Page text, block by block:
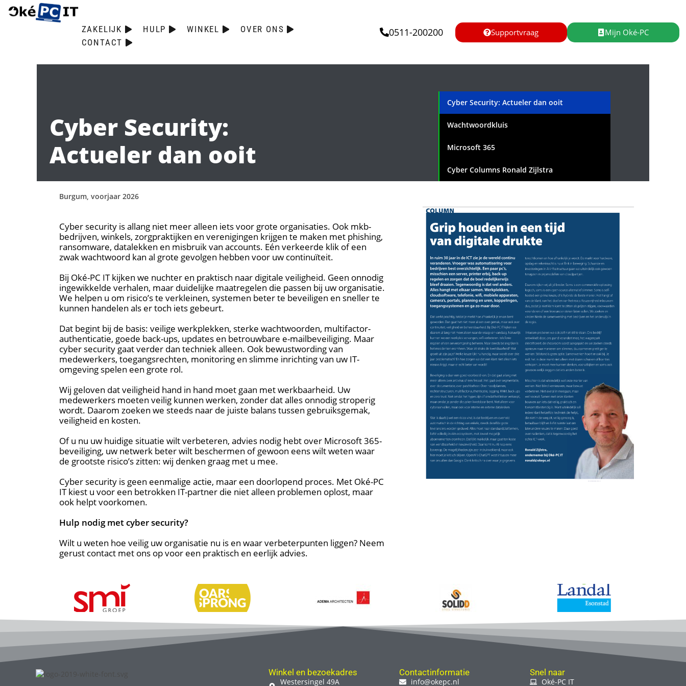
ZAKELIJK HULP WINKEL
OVER ONS
CONTACT
0511-200200 Supportvraag Mijn Oké-PC
Cyber Security:
Actueler dan ooit
Cyber Security: Actueler dan ooit
Wachtwoordkluis
Microsoft 365
Cyber Columns Ronald Zijlstra
Burgum, voorjaar 2026
Cyber security is allang niet meer alleen iets voor grote organisaties. Ook mkb-
bedrijven, winkels, zorgpraktijken en verenigingen krijgen te maken met phishing,
ransomware, datalekken en misbruik van accounts. Eén verkeerde klik of een
zwak wachtwoord kan al grote gevolgen hebben voor uw continuïteit.
Bij Oké-PC IT kijken we nuchter en praktisch naar digitale veiligheid. Geen onnodig
ingewikkelde verhalen, maar duidelijke maatregelen die passen bij uw organisatie.
We helpen u om risico’s te verkleinen, systemen beter te beveiligen en sneller te
kunnen handelen als er toch iets gebeurt.
Dat begint bij de basis: veilige werkplekken, sterke wachtwoorden, multifactor-
authenticatie, goede back-ups, updates en betrouwbare e-mailbeveiliging. Maar
cyber security gaat verder dan techniek alleen. Ook bewustwording van
medewerkers, toegangsrechten, monitoring en slimme inrichting van uw IT-
omgeving spelen een grote rol.
Wij geloven dat veiligheid hand in hand moet gaan met werkbaarheid. Uw
medewerkers moeten veilig kunnen werken, zonder dat alles onnodig stroperig
wordt. Daarom zoeken we steeds naar de juiste balans tussen gebruiksgemak,
veiligheid en kosten.
Of u nu uw huidige situatie wilt verbeteren, advies nodig hebt over Microsoft 365-
beveiliging, uw netwerk beter wilt beschermen of gewoon eens wilt weten waar
de grootste risico’s zitten: wij denken graag met u mee.
Cyber security is geen eenmalige actie, maar een doorlopend proces. Met Oké-PC
IT kiest u voor een betrokken IT-partner die niet alleen problemen oplost, maar
ook helpt voorkomen.
Hulp nodig met cyber security?
Wilt u weten hoe veilig uw organisatie nu is en waar verbeterpunten liggen? Neem
gerust contact met ons op voor een praktisch en eerlijk advies.
Winkel en bezoekadres
Westersingel 49A
Contactinformatie
info@okepc.nl
Snel naar
Oké-PC IT